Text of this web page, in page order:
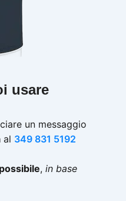
usare
un messaggio
al 349 831 5192
,in base